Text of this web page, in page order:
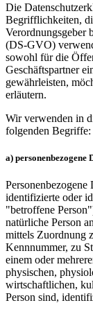
Die
Begrifflichkeiten,
Verordnungsgeber
(DS-GVO)
sowohl für die
Geschäftspartner
gewährleisten,
erläutern.
Wir verwenden in
folgenden Begriffe:
a) personenbezogene
identifizierte oder
"betroffene
natürliche Person
mittels Zuordnung
Kennnummer, zu
einem oder
physischen,
wirtschaftlichen,
Person sind,